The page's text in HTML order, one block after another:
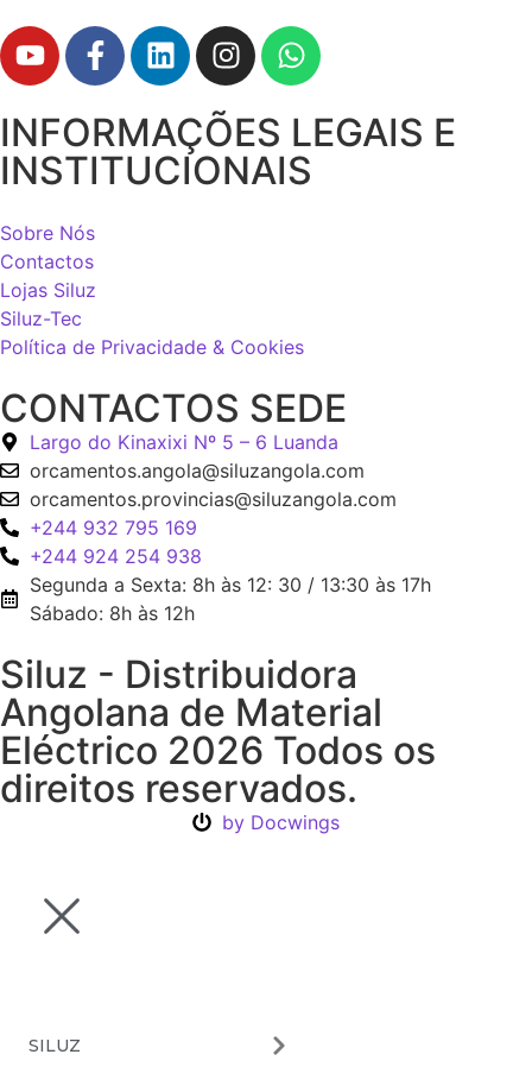
INFORMAÇÕES LEGAIS E
INSTITUCIONAIS
Sobre Nós
Contactos
Lojas Siluz
Siluz-Tec
Política de Privacidade & Cookies
CONTACTOS SEDE
Largo do Kinaxixi Nº 5 – 6 Luanda
orcamentos.angola@siluzangola.com
orcamentos.provincias@siluzangola.com
+244 932 795 169
+244 924 254 938
Segunda a Sexta: 8h às 12: 30 / 13:30 às 17h
Sábado: 8h às 12h
Siluz - Distribuidora
Angolana de Material
Eléctrico 2026 Todos os
direitos reservados.
by Docwings
SILUZ